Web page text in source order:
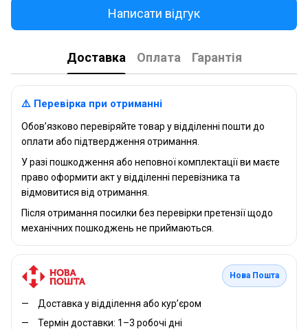
Написати відгук
Доставка Оплата Гарантія
⚠️ Перевірка при отриманні
Обов’язково перевіряйте товар у відділенні пошти до
оплати або підтвердження отримання.
У разі пошкодження або неповної комплектації ви маєте
право оформити акт у відділенні перевізника та
відмовитися від отримання.
Після отримання посилки без перевірки претензії щодо
механічних пошкоджень не приймаються.
Нова Пошта
Доставка у відділення або кур’єром
Термін доставки: 1–3 робочі дні